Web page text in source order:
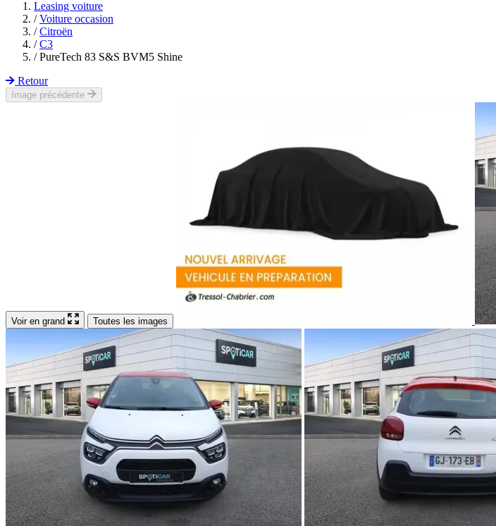
Leasing voiture
/ Voiture occasion
/ Citroën
/ C3
/ PureTech 83 S&S BVM5 Shine
Retour
Image précédente
Voir en grand Toutes les images